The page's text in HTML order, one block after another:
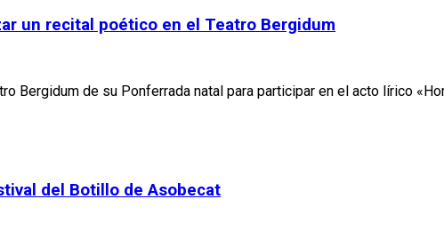
un recital poético en el Teatro Bergidum
Bergidum de su Ponferrada natal para participar en el acto lírico
del Botillo de Asobecat